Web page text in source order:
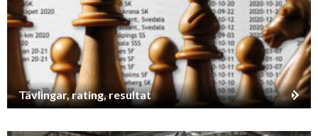
Tävlingar, rating, resultat